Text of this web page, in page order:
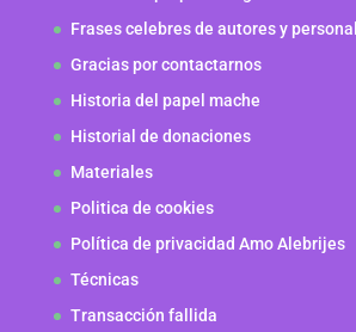
Frases celebres de autores y
Gracias por contactarnos
Historia del papel mache
Historial de donaciones
Materiales
Politica de cookies
Política de privacidad Amo Alebrijes
Técnicas
Transacción fallida